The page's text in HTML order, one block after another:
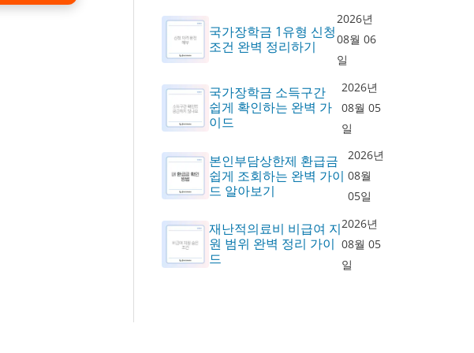
국가장학금 1유형 신청
조건 완벽 정리하기
2026년
08월 06
일
국가장학금 소득구간
쉽게 확인하는 완벽 가
이드
2026년
08월 05
일
본인부담상한제 환급금
쉽게 조회하는 완벽 가이
드 알아보기
2026년
08월
05일
재난적의료비 비급여 지
원 범위 완벽 정리 가이
드
2026년
08월 05
일